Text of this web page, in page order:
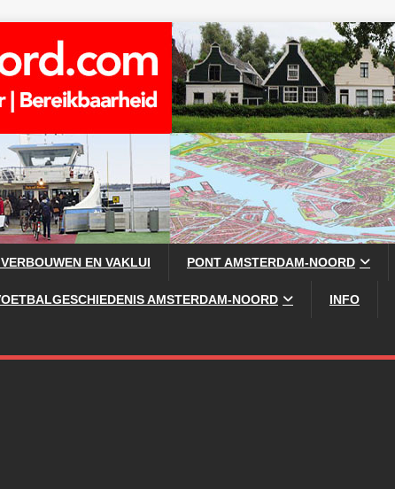
EN VAKLUI PONT AMSTERDAM-NOORD
AMSTERDAM-NOORD INFO